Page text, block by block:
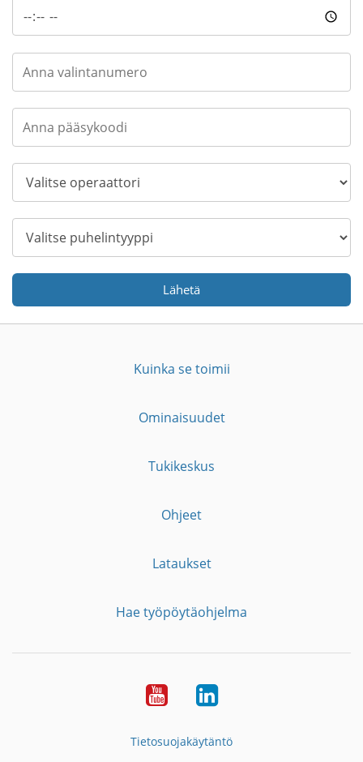
Lähetä
Kuinka se toimii
Ominaisuudet
Tukikeskus
Ohjeet
Lataukset
Hae työpöytäohjelma
YouTubeLinkedIn
Tietosuojakäytäntö